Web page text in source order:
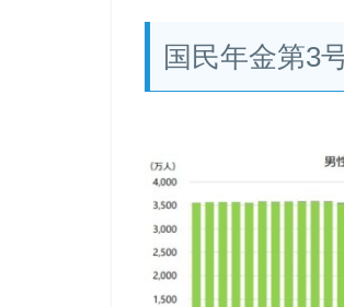
国民年金第3